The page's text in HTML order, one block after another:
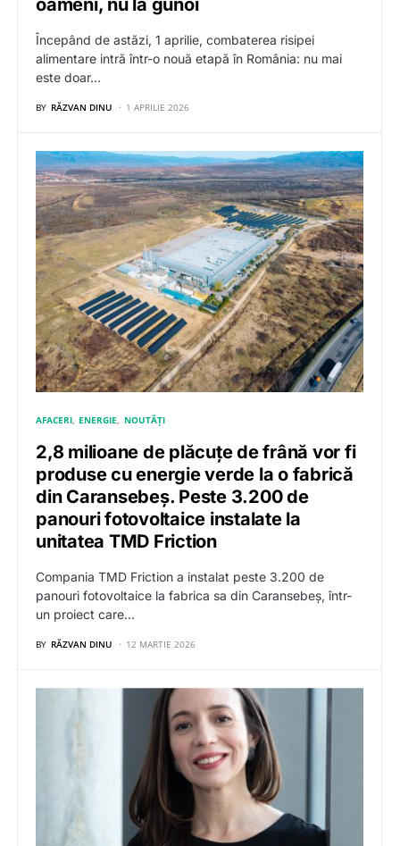
oameni, nu la gunoi
Începând de astăzi, 1 aprilie, combaterea risipei
alimentare intră într-o nouă etapă în România: nu mai
este doar…
BY RĂZVAN DINU 1 APRILIE 2026
AFACERI ENERGIE NOUTĂȚI
2,8 milioane de plăcuțe de frână vor fi
produse cu energie verde la o fabrică
din Caransebeș. Peste 3.200 de
panouri fotovoltaice instalate la
unitatea TMD Friction
Compania TMD Friction a instalat peste 3.200 de
panouri fotovoltaice la fabrica sa din Caransebeș, într-
un proiect care…
BY RĂZVAN DINU 12 MARTIE 2026